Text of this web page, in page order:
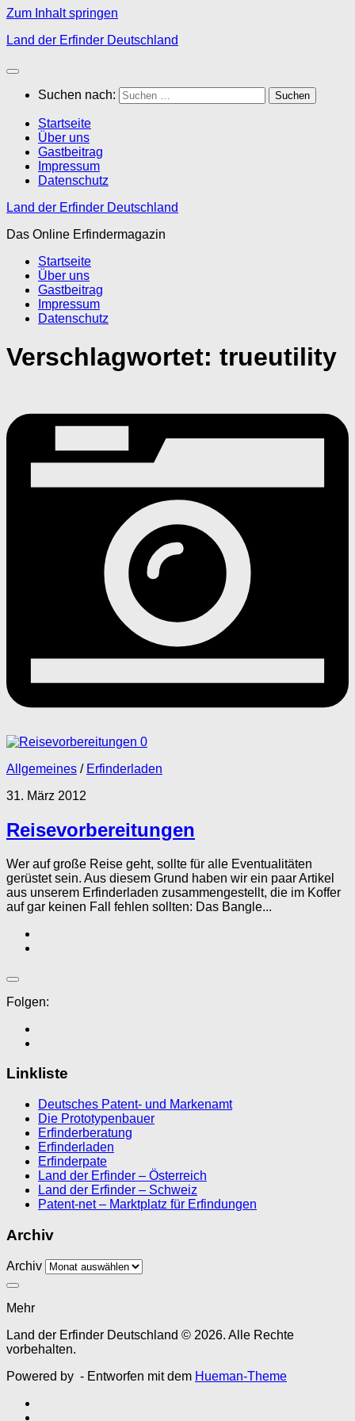
Zum Inhalt springen
Land der Erfinder Deutschland
Suchen nach:
Startseite
Über uns
Gastbeitrag
Impressum
Datenschutz
Land der Erfinder Deutschland
Das Online Erfindermagazin
Startseite
Über uns
Gastbeitrag
Impressum
Datenschutz
Verschlagwortet: trueutility
0
Allgemeines / Erfinderladen
31. März 2012
Reisevorbereitungen
Wer auf große Reise geht, sollte für alle Eventualitäten
gerüstet sein. Aus diesem Grund haben wir ein paar Artikel
aus unserem Erfinderladen zusammengestellt, die im Koffer
auf gar keinen Fall fehlen sollten: Das Bangle...
Folgen:
Linkliste
Deutsches Patent- und Markenamt
Die Prototypenbauer
Erfinderberatung
Erfinderladen
Erfinderpate
Land der Erfinder – Österreich
Land der Erfinder – Schweiz
Patent-net – Marktplatz für Erfindungen
Archiv
Archiv
Mehr
Land der Erfinder Deutschland © 2026. Alle Rechte
vorbehalten.
Powered by - Entworfen mit dem Hueman-Theme